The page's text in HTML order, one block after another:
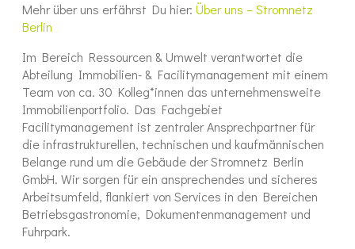
Mehr über uns erfährst Du hier: Über uns – Stromnetz
Berlin
Im Bereich Ressourcen & Umwelt verantwortet die
Abteilung Immobilien- & Facilitymanagement mit einem
Team von ca. 30 Kolleg*innen das unternehmensweite
Immobilienportfolio. Das Fachgebiet
Facilitymanagement ist zentraler Ansprechpartner für
die infrastrukturellen, technischen und kaufmännischen
Belange rund um die Gebäude der Stromnetz Berlin
GmbH. Wir sorgen für ein ansprechendes und sicheres
Arbeitsumfeld, flankiert von Services in den Bereichen
Betriebsgastronomie, Dokumentenmanagement und
Fuhrpark.